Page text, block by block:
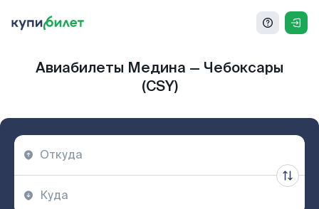
Авиабилеты Медина — Чебоксары
(CSY)